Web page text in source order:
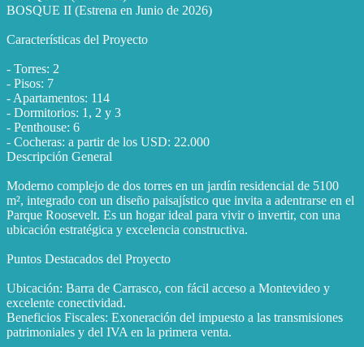
BOSQUE II (Estrena en Junio de 2026)
Características del Proyecto
- Torres: 2
- Pisos: 7
- Apartamentos: 114
- Dormitorios: 1, 2 y 3
- Penthouse: 6
- Cocheras: a partir de los USD: 22.000
Descripción General
Moderno complejo de dos torres en un jardín residencial de 5100
m², integrado con un diseño paisajístico que invita a adentrarse en el
Parque Roosevelt. Es un hogar ideal para vivir o invertir, con una
ubicación estratégica y excelencia constructiva.
Puntos Destacados del Proyecto
Ubicación: Barra de Carrasco, con fácil acceso a Montevideo y
excelente conectividad.
Beneficios Fiscales: Exoneración del impuesto a las transmisiones
patrimoniales y del IVA en la primera venta.